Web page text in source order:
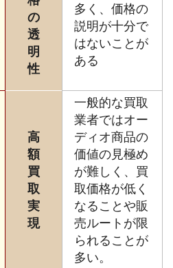
の
透
明
性
多く、価格の
説明が十分で
はないことが
ある
高
額
買
取
実
現
一般的な買取
業者ではオー
ディオ商品の
価値の見極め
が難しく、買
取価格が低く
なることや販
売ルートが限
られることが
多い。